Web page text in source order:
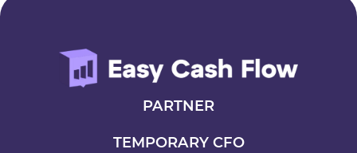
PARTNER
TEMPORARY CFO